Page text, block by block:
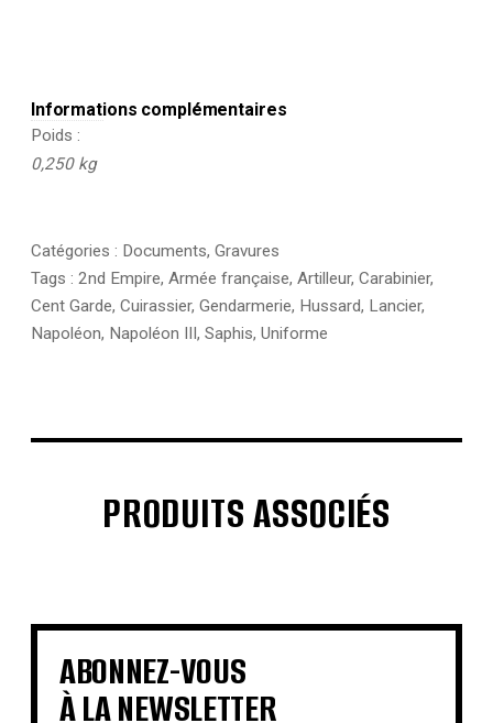
Informations complémentaires
Poids
0,250 kg
Catégories : Documents, Gravures
Tags : 2nd Empire, Armée française, Artilleur, Carabinier,
Cent Garde, Cuirassier, Gendarmerie, Hussard, Lancier,
Napoléon, Napoléon III, Saphis, Uniforme
PRODUITS ASSOCIÉS
€
€ € €
€ €
ABONNEZ-VOUS
À LA NEWSLETTER